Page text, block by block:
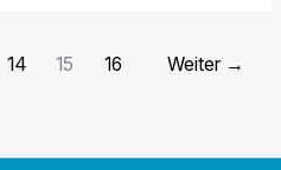
14 15 16 Weiter →